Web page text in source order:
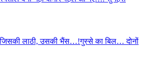
जिसकी लाठी, उसकी भैंस…!गुस्से का बिल… दोनों